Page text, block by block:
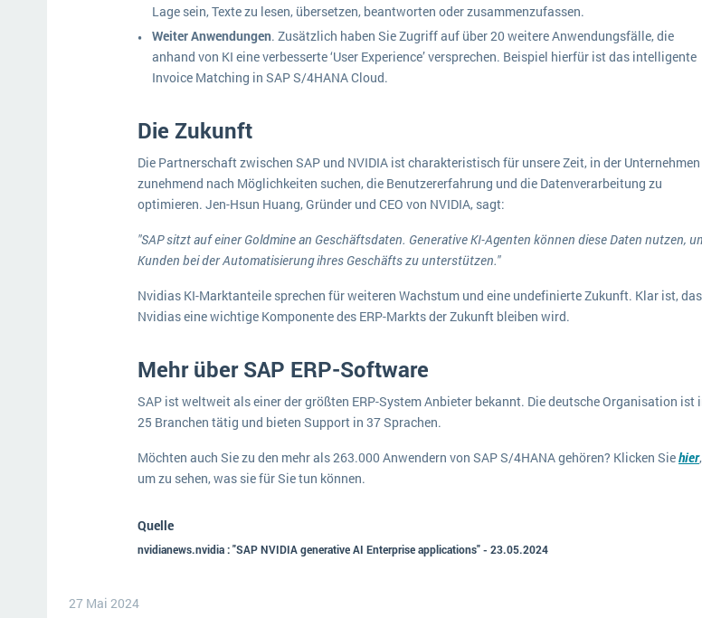
Lage sein, Texte zu lesen, übersetzen, beantworten oder zusammenzufassen.
Weiter Anwendungen. Zusätzlich haben Sie Zugriff auf über 20 weitere Anwendungsfälle, die
anhand von KI eine verbesserte ‘User Experience’ versprechen. Beispiel hierfür ist das intelligente
Invoice Matching in SAP S/4HANA Cloud.
Die Zukunft
Die Partnerschaft zwischen SAP und NVIDIA ist charakteristisch für unsere Zeit, in der Unternehmen
zunehmend nach Möglichkeiten suchen, die Benutzererfahrung und die Datenverarbeitung zu
optimieren. Jen-Hsun Huang, Gründer und CEO von NVIDIA, sagt:
"SAP sitzt auf einer Goldmine an Geschäftsdaten. Generative KI-Agenten können diese Daten nutzen,
Kunden bei der Automatisierung ihres Geschäfts zu unterstützen."
Nvidias KI-Marktanteile sprechen für weiteren Wachstum und eine undefinierte Zukunft. Klar ist,
Nvidias eine wichtige Komponente des ERP-Markts der Zukunft bleiben wird.
Mehr über SAP ERP-Software
SAP ist weltweit als einer der größten ERP-System Anbieter bekannt. Die deutsche Organisation ist
25 Branchen tätig und bieten Support in 37 Sprachen.
Möchten auch Sie zu den mehr als 263.000 Anwendern von SAP S/4HANA gehören? Klicken Siehier,
um zu sehen, was sie für Sie tun können.
Quelle
nvidianews.nvidia : "SAP NVIDIA generative AI Enterprise applications" - 23.05.2024
27 Mai 2024